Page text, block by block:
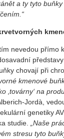
a ty tyto
nevedou přímo
chovají při
kmenové
‚továrny‘ na
genetiky
studie. „Naše
stresu tyto